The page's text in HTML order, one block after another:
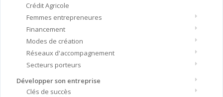
Crédit Agricole
Femmes entrepreneures
Financement
Modes de création
Réseaux d'accompagnement
Secteurs porteurs
Développer son entreprise
Clés de succès